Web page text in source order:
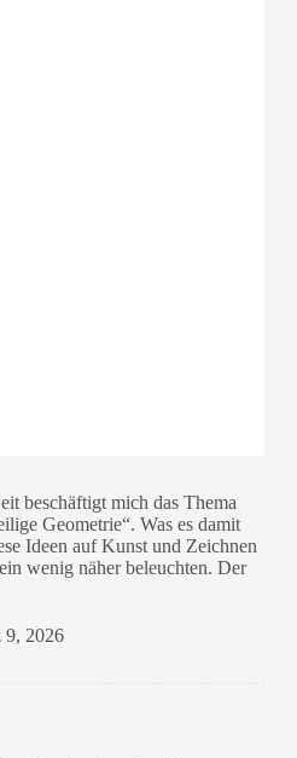
beschäftigt mich das Thema
Geometrie“. Was es damit
Ideen auf Kunst und Zeichnen
wenig näher beleuchten. Der
9, 2026